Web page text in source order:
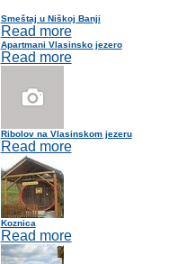
Smeštaj u Niškoj Banji
Read more
Apartmani Vlasinsko jezero
Read more
Ribolov na Vlasinskom jezeru
Read more
Koznica
Read more